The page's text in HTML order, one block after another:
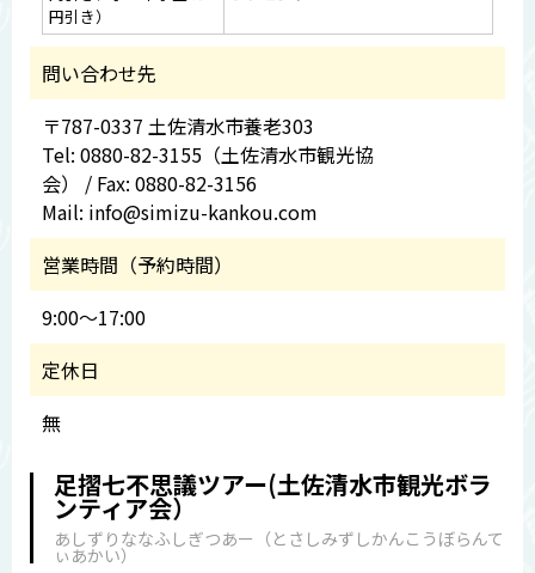
円引き）
問い合わせ先
〒787-0337 土佐清水市養老303
Tel: 0880-82-3155（土佐清水市観光協
会） / Fax: 0880-82-3156
Mail: info@simizu-kankou.com
営業時間（予約時間）
9:00～17:00
定休日
無
足摺七不思議ツアー(土佐清水市観光ボラ
ンティア会）
あしずりななふしぎつあー（とさしみずしかんこうぼらんて
ぃあかい）